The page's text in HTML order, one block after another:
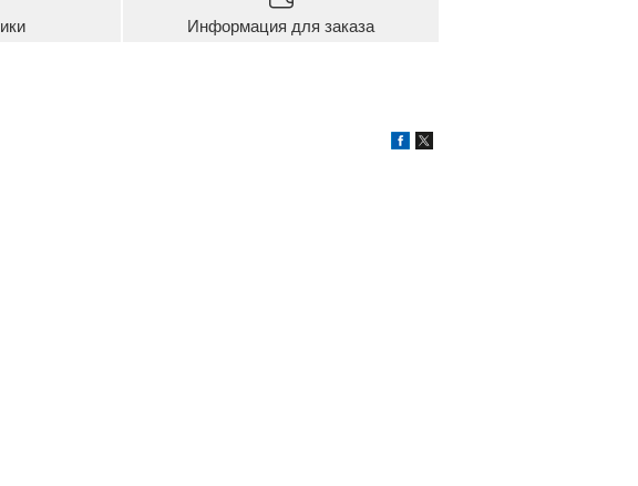
Информация для заказа